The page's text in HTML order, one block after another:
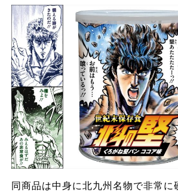
同商品は中身に北九州名物で非常に